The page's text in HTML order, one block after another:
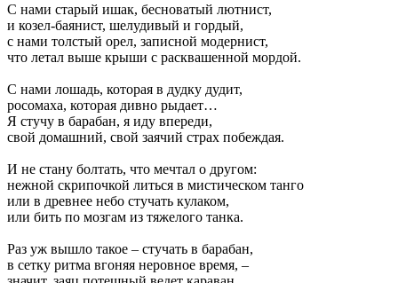
С нами старый ишак, бесноватый лютнист,
и козел-баянист, шелудивый и гордый,
с нами толстый орел, записной модернист,
что летал выше крыши с расквашенной мордой.
С нами лошадь, которая в дудку дудит,
росомаха, которая дивно рыдает…
Я стучу в барабан, я иду впереди,
свой домашний, свой заячий страх побеждая.
И не стану болтать, что мечтал о другом:
нежной скрипочкой литься в мистическом танго
или в древнее небо стучать кулаком,
или бить по мозгам из тяжелого танка.
Раз уж вышло такое – стучать в барабан,
в сетку ритма вгоняя неровное время, –